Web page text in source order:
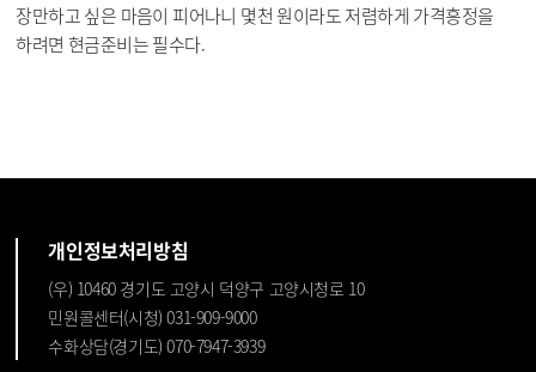
장만하고 싶은 마음이 피어나니 몇천 원이라도 저렴하게 가격흥정을
하려면 현금준비는 필수다.
개인정보처리방침
(우) 10460 경기도 고양시 덕양구 고양시청로 10
민원콜센터(시청) 031-909-9000
수화상담(경기도) 070-7947-3939